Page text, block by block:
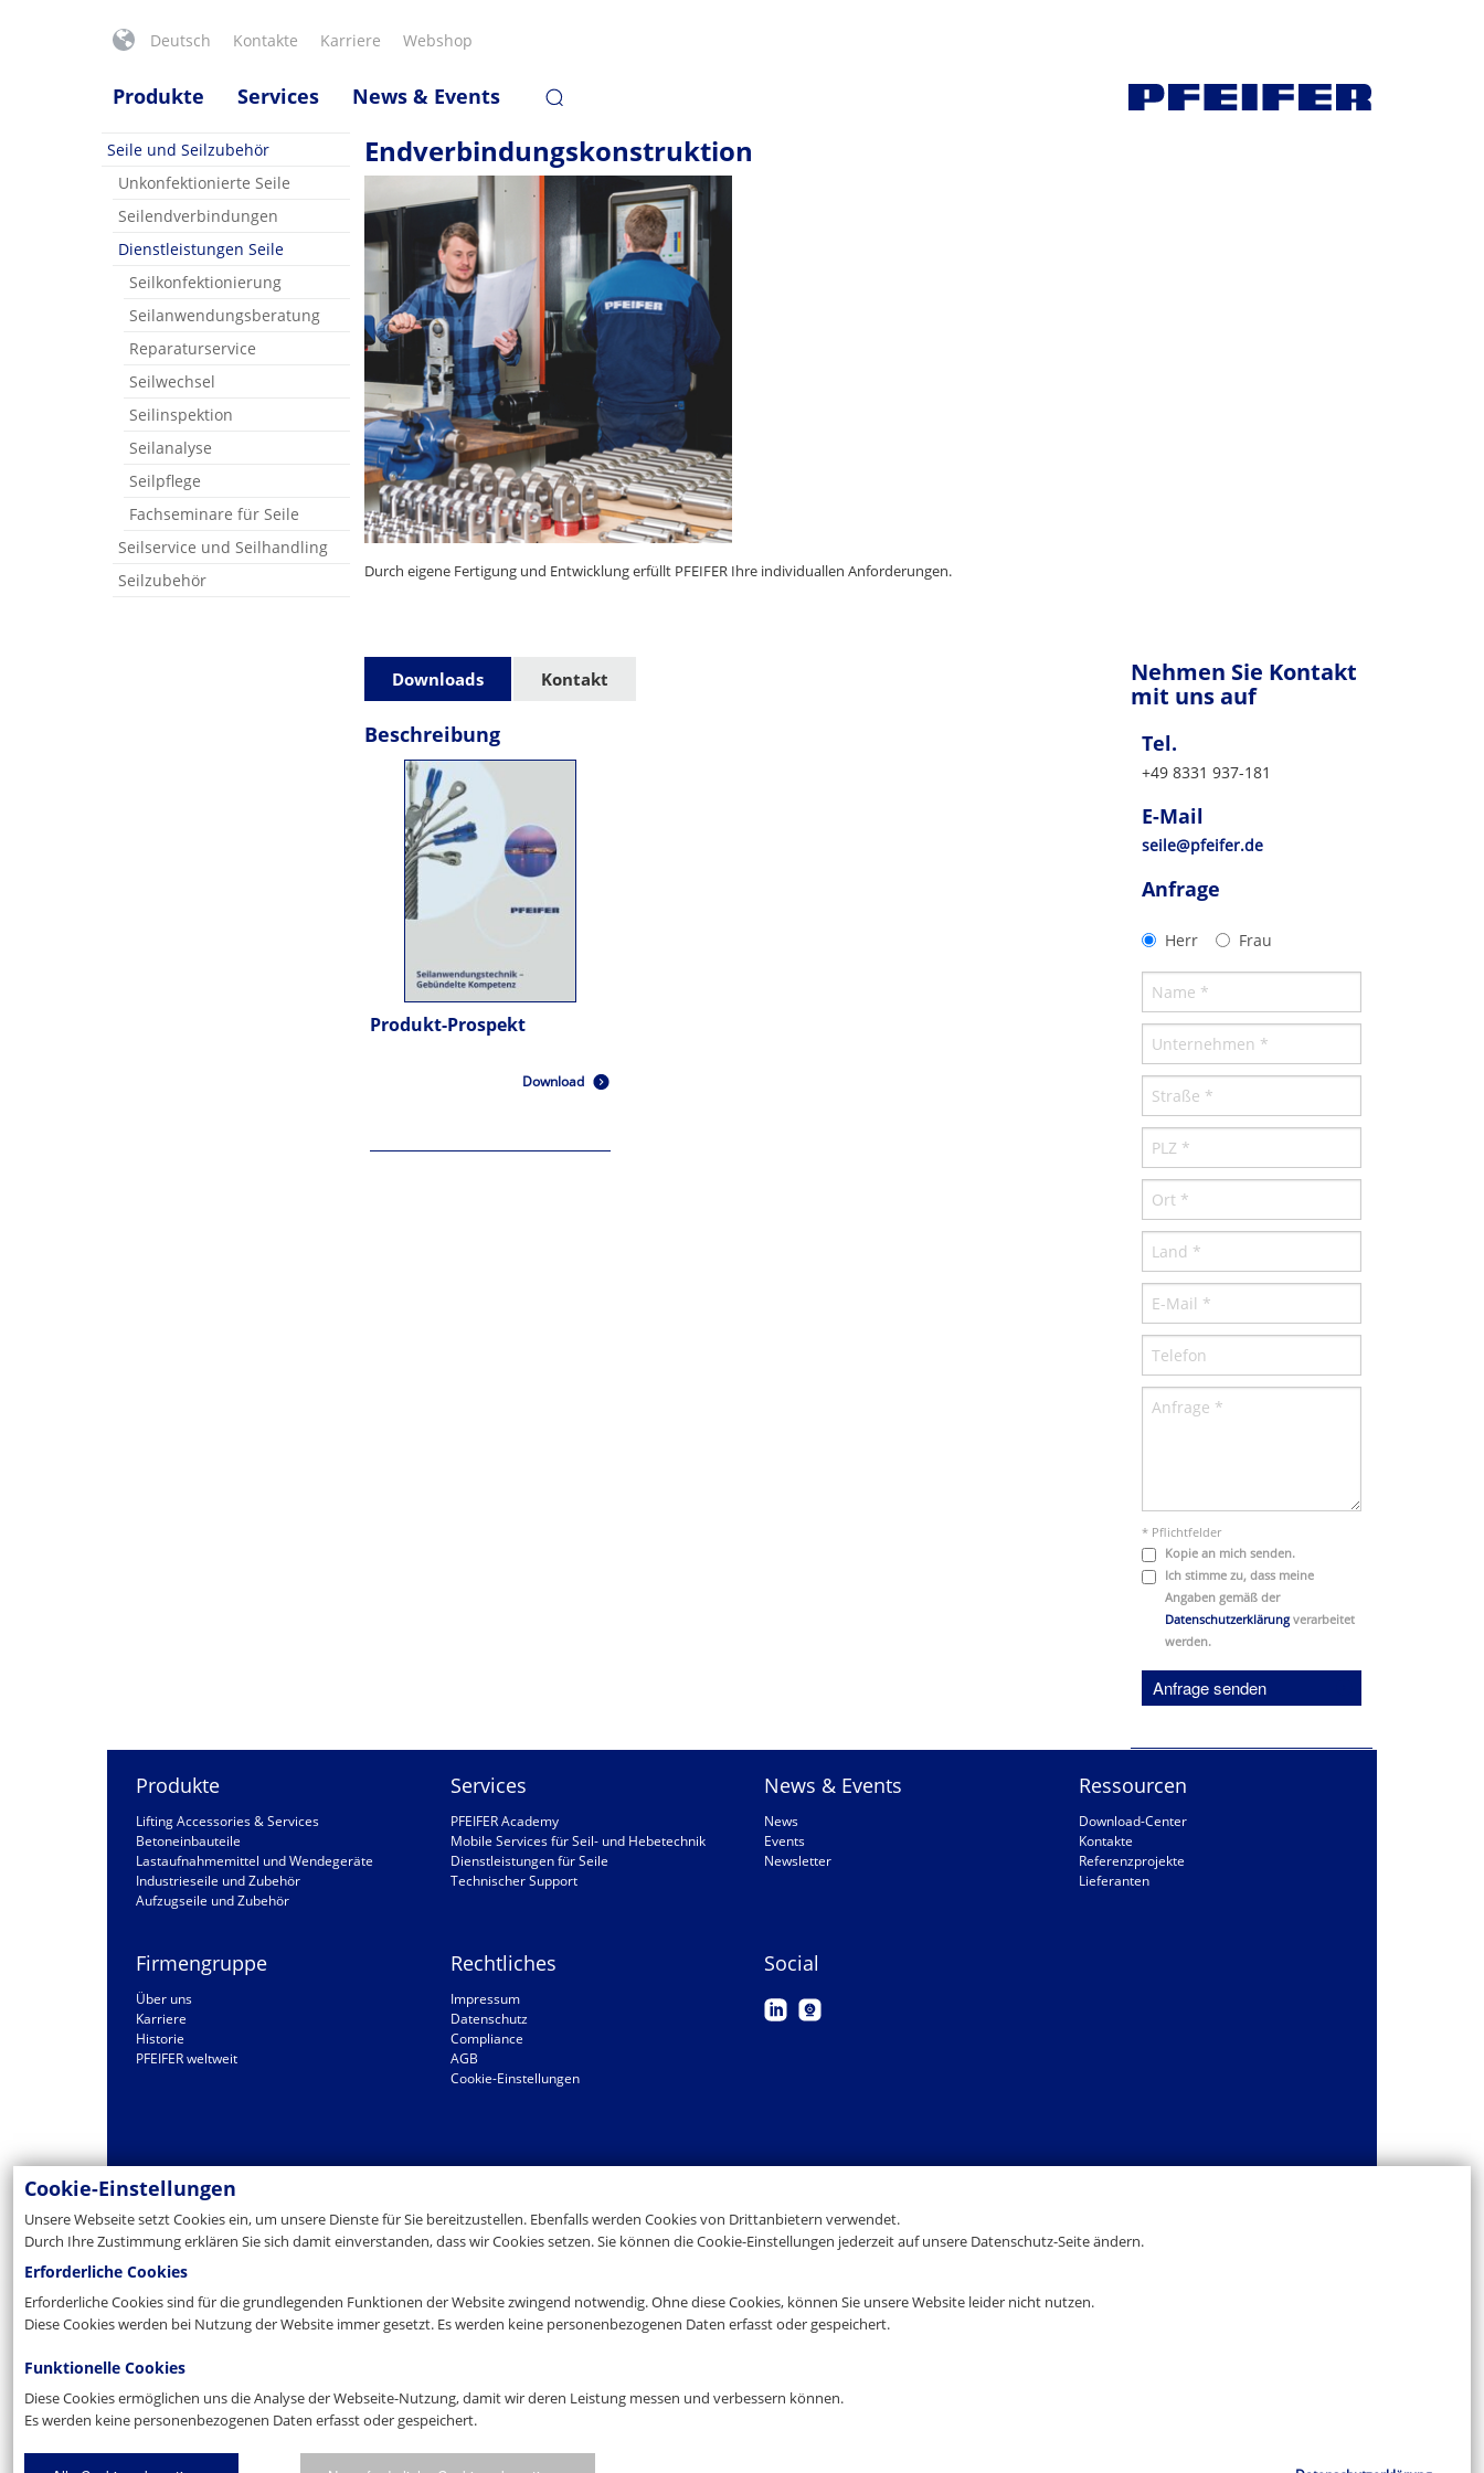
Deutsch Kontakte Karriere Webshop
Produkte Services News & Events
Seile und Seilzubehör
Unkonfektionierte Seile
Seilendverbindungen
Dienstleistungen Seile
Seilkonfektionierung
Seilanwendungsberatung
Reparaturservice
Seilwechsel
Seilinspektion
Seilanalyse
Seilpflege
Fachseminare für Seile
Seilservice und Seilhandling
Seilzubehör
Endverbindungskonstruktion
Durch eigene Fertigung und Entwicklung erfüllt PFEIFER Ihre individuallen Anforderungen.
Downloads Kontakt
Beschreibung
Produkt-Prospekt
Download
Nehmen Sie Kontakt
mit uns auf
Tel.
+49 8331 937-181
E-Mail
seile@pfeifer.de
Anfrage
Herr Frau
* Pflichtfelder
Kopie an mich senden.
Ich stimme zu, dass meine
Angaben gemäß der
Datenschutzerklärungverarbeitet
werden.
Anfrage senden
Produkte
Lifting Accessories & Services
Betoneinbauteile
Lastaufnahmemittel und Wendegeräte
Industrieseile und Zubehör
Aufzugseile und Zubehör
Services
PFEIFER Academy
Mobile Services für Seil- und Hebetechnik
Dienstleistungen für Seile
Technischer Support
News & Events
News
Events
Newsletter
Ressourcen
Download-Center
Kontakte
Referenzprojekte
Lieferanten
Firmengruppe
Über uns
Karriere
Historie
PFEIFER weltweit
Rechtliches
Impressum
Datenschutz
Compliance
AGB
Cookie-Einstellungen
Social
Cookie-Einstellungen
Unsere Webseite setzt Cookies ein, um unsere Dienste für Sie bereitzustellen. Ebenfalls werden Cookies von Drittanbietern verwendet.
Durch Ihre Zustimmung erklären Sie sich damit einverstanden, dass wir Cookies setzen. Sie können die Cookie-Einstellungen jederzeit auf unsere Datenschutz-Seite ändern.
Erforderliche Cookies
Erforderliche Cookies sind für die grundlegenden Funktionen der Website zwingend notwendig. Ohne diese Cookies, können Sie unsere Website leider nicht nutzen.
Diese Cookies werden bei Nutzung der Website immer gesetzt. Es werden keine personenbezogenen Daten erfasst oder gespeichert.
Funktionelle Cookies
Diese Cookies ermöglichen uns die Analyse der Webseite-Nutzung, damit wir deren Leistung messen und verbessern können.
Es werden keine personenbezogenen Daten erfasst oder gespeichert.